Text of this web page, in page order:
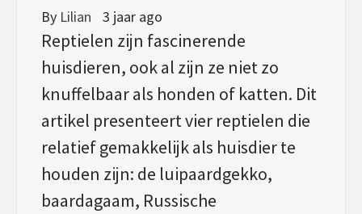
By Lilian 3 jaar ago
Reptielen zijn fascinerende
huisdieren, ook al zijn ze niet zo
knuffelbaar als honden of katten. Dit
artikel presenteert vier reptielen die
relatief gemakkelijk als huisdier te
houden zijn: de luipaardgekko,
baardagaam, Russische